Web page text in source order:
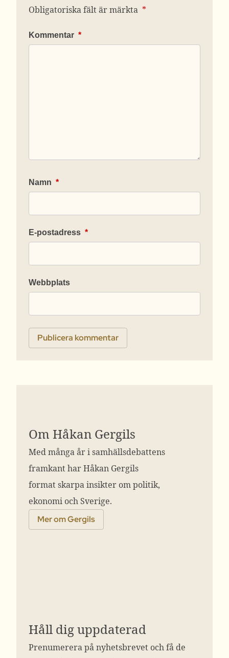
Obligatoriska fält är märkta *
Kommentar *
Namn *
E-postadress *
Webbplats
Om Håkan Gergils
Med många år i samhällsdebattens
framkant har Håkan Gergils
format skarpa insikter om politik,
ekonomi och Sverige.
Mer om Gergils
Håll dig uppdaterad
Prenumerera på nyhetsbrevet och få de